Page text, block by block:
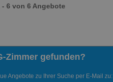
- 6 von 6 Angebote
Zimmer gefunden?
Angebote zu Ihrer Suche per E-Mail zu: